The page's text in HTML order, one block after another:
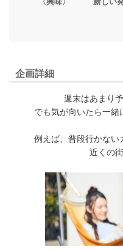
企画詳細
週末はあまり
でも気が向いたら一緒
例えば、普段行かない
近くの